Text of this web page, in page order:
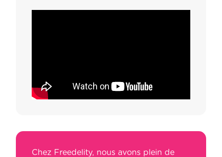
Chez Freedelity, nous avons plein de